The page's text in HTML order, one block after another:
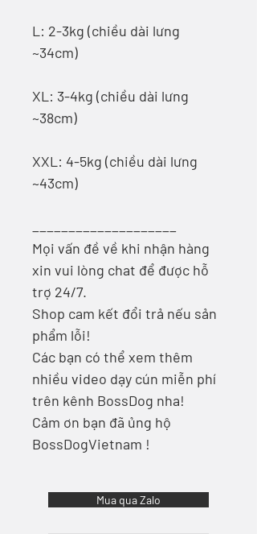
L: 2-3kg (chiều dài lưng
~34cm)
XL: 3-4kg (chiều dài lưng
~38cm)
XXL: 4-5kg (chiều dài lưng
~43cm)
Mọi vấn đề về khi nhận hàng
xin vui lòng chat để được hỗ
trợ 24/7.
Shop cam kết đổi trả nếu sản
phẩm lỗi!
Các bạn có thể xem thêm
nhiều video dạy cún miễn phí
trên kênh BossDog nha!
Cảm ơn bạn đã ủng hộ
BossDogVietnam !
Mua qua Zalo